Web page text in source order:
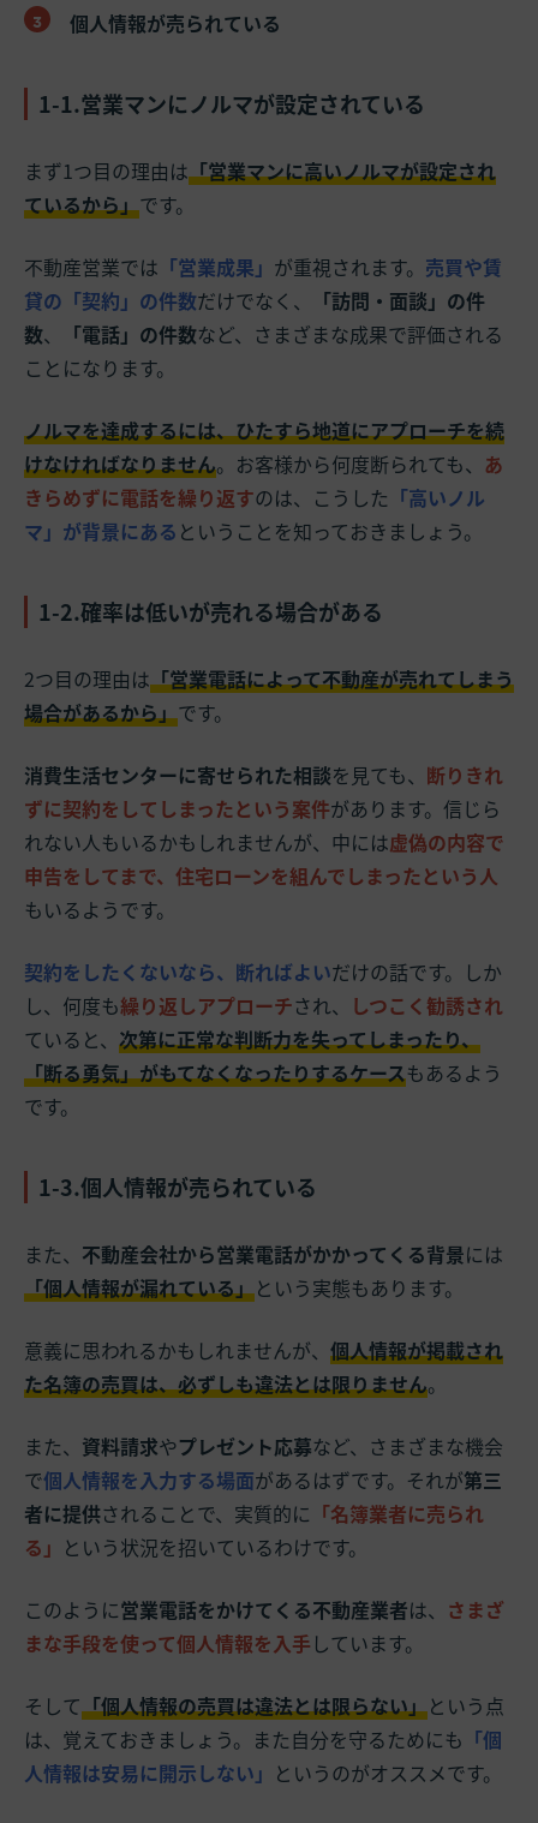
個人情報が売られている
1-1.営業マンにノルマが設定されている
まず1つ目の理由は「営業マンに高いノルマが設定され
ているから」です。
不動産営業では 「営業成果」 が重視されます。 売買や賃
貸の「契約」の件数だけでなく、
「訪問・面談」の件
数、 「電話」の件数など、さまざまな成果で評価される
ことになります。
ノルマを達成するには、ひたすら地道にアプローチを続
けなければなりません。お客様から何度断られても、 あ
きらめずに電話を繰り返すのは、こうした 「高いノル
マ」が背景にある ということを知っておきましょう。
1-2.確率は低いが売れる場合がある
2つ目の理由は「営業電話によって不動産が売れてしまう
場合があるから」です。
消費生活センターに寄せられた相談を見ても、 断りきれ
ずに契約をしてしまったという案件があります。信じら
れない人もいるかもしれませんが、中には虚偽の内容で
申告をしてまで、住宅ローンを組んでしまったという人
もいるようです。
契約をしたくないなら、断ればよいだけの話です。しか
し、何度も繰り返しアプローチされ、 しつこく勧誘され
ていると、 次第に正常な判断力を失ってしまったり、
「断る勇気」がもてなくなったりするケースもあるよう
です。
1-3.個人情報が売られている
また、 不動産会社から営業電話がかかってくる背景には
「個人情報が漏れている」という実態もあります。
意義に思われるかもしれませんが、 個人情報が掲載され
た名簿の売買は、必ずしも違法とは限りません。
また、 資料請求やプレゼント応募など、さまざまな機会
で個人情報を入力する場面があるはずです。それが第三
者に提供されることで、実質的に 「名簿業者に売られ
る」 という状況を招いているわけです。
このように営業電話をかけてくる不動産業者は、 さまざ
まな手段を使って個人情報を入手 しています。
そして「個人情報の売買は違法とは限らない」という点
は、覚えておきましょう。また自分を守るためにも 「個
人情報は安易に開示しない」 というのがオススメです。